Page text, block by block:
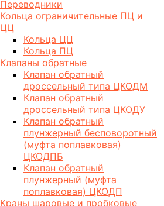
Переводники
Кольца ограничительные ПЦ и
ЦЦ
Кольца ЦЦ
Кольца ПЦ
Клапаны обратные
Клапан обратный
дроссельный типа ЦКОДМ
Клапан обратный
дроссельный типа ЦКОДУ
Клапан обратный
плунжерный бесповоротный
(муфта поплавковая)
ЦКОДПБ
Клапан обратный
плунжерный (муфта
поплавковая) ЦКОДП
Краны шаровые и пробковые